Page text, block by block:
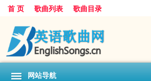
首 页 歌曲列表 歌曲目录
网站导航